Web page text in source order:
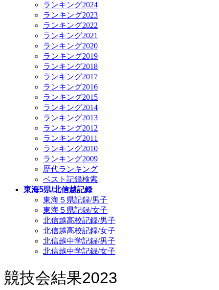
ランキング2024
ランキング2023
ランキング2022
ランキング2021
ランキング2020
ランキング2019
ランキング2018
ランキング2017
ランキング2016
ランキング2015
ランキング2014
ランキング2013
ランキング2012
ランキング2011
ランキング2010
ランキング2009
歴代ランキング
ベスト記録検索
東海5県/北信越記録
東海５県記録/男子
東海５県記録/女子
北信越高校記録/男子
北信越高校記録/女子
北信越中学記録/男子
北信越中学記録/女子
競技会結果2023